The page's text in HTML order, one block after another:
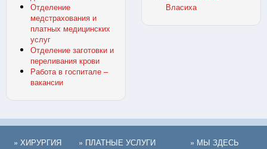
Отделение
медстрахования и
платных медицинских
услуг
Отделение заготовки и
переливания крови
Работа в госпитале –
вакансии
Власиха
» ХИРУРГИЯ
» ПЛАТНЫЕ УСЛУГИ
» МЫ ЗДЕСЬ